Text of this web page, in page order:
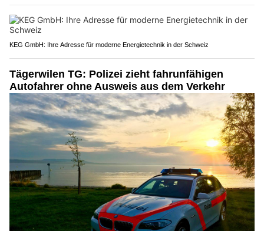
KEG GmbH: Ihre Adresse für moderne Energietechnik in der Schweiz
Tägerwilen TG: Polizei zieht fahrunfähigen
Autofahrer ohne Ausweis aus dem Verkehr